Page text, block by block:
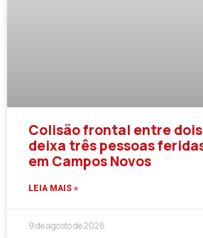
Colisão frontal entre
deixa três pessoas
em Campos Novos
LEIA MAIS »
9 de agosto de 2026